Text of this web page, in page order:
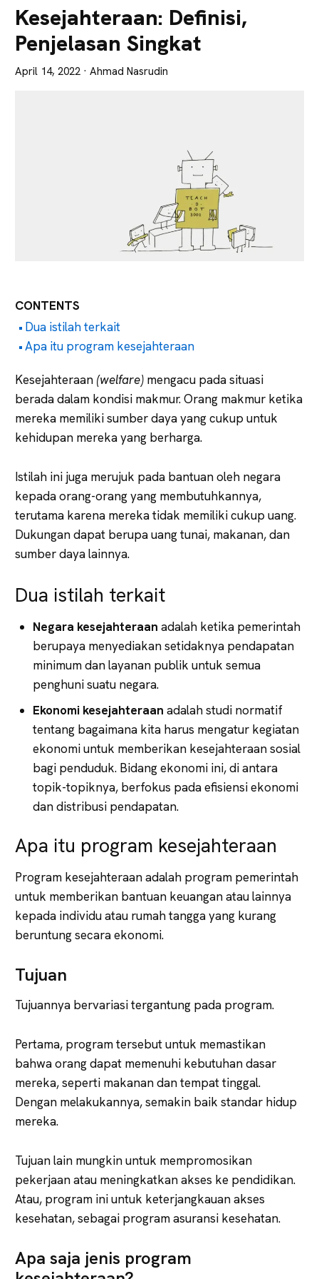
Tajam
Kesejahteraan: Definisi,
Penjelasan Singkat
April 14, 2022 · Ahmad Nasrudin
CONTENTS
Dua istilah terkait
Apa itu program kesejahteraan
Kesejahteraan (welfare) mengacu pada situasi
berada dalam kondisi makmur. Orang makmur ketika
mereka memiliki sumber daya yang cukup untuk
kehidupan mereka yang berharga.
Istilah ini juga merujuk pada bantuan oleh negara
kepada orang-orang yang membutuhkannya,
terutama karena mereka tidak memiliki cukup uang.
Dukungan dapat berupa uang tunai, makanan, dan
sumber daya lainnya.
Dua istilah terkait
Negara kesejahteraan adalah ketika pemerintah
berupaya menyediakan setidaknya pendapatan
minimum dan layanan publik untuk semua
penghuni suatu negara.
Ekonomi kesejahteraan adalah studi normatif
tentang bagaimana kita harus mengatur kegiatan
ekonomi untuk memberikan kesejahteraan sosial
bagi penduduk. Bidang ekonomi ini, di antara
topik-topiknya, berfokus pada efisiensi ekonomi
dan distribusi pendapatan.
Apa itu program kesejahteraan
Program kesejahteraan adalah program pemerintah
untuk memberikan bantuan keuangan atau lainnya
kepada individu atau rumah tangga yang kurang
beruntung secara ekonomi.
Tujuan
Tujuannya bervariasi tergantung pada program.
Pertama, program tersebut untuk memastikan
bahwa orang dapat memenuhi kebutuhan dasar
mereka, seperti makanan dan tempat tinggal.
Dengan melakukannya, semakin baik standar hidup
mereka.
Tujuan lain mungkin untuk mempromosikan
pekerjaan atau meningkatkan akses ke pendidikan.
Atau, program ini untuk keterjangkauan akses
kesehatan, sebagai program asuransi kesehatan.
Apa saja jenis program